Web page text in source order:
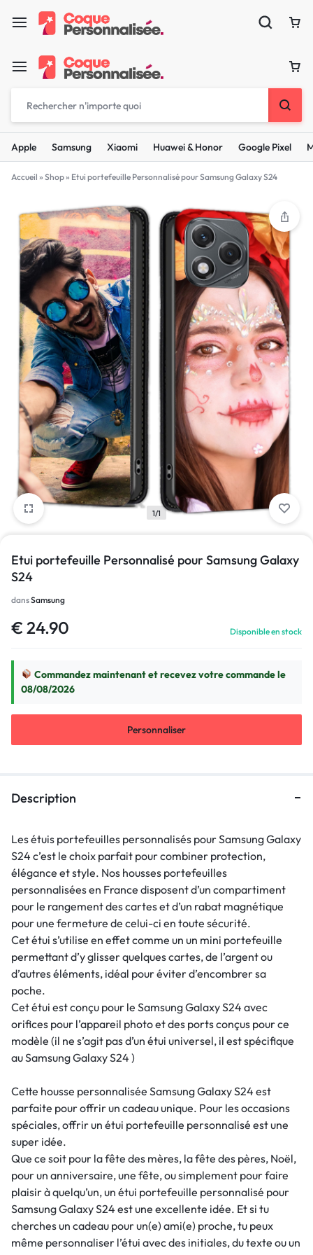
Apple Samsung Xiaomi Huawei & Honor Google Pixel
Accueil » Shop» Etui portefeuille Personnalisé pour Samsung Galaxy S24
1/1
Etui portefeuille Personnalisé pour Samsung Galaxy
S24
dansSamsung
€ 24.90 Disponible en stock
Commandez maintenant et recevez votre commande le
08/08/2026
Personnaliser
Description
Les étuis portefeuilles personnalisés pour Samsung Galaxy
S24 c’est le choix parfait pour combiner protection,
élégance et style. Nos housses portefeuilles
personnalisées en France disposent d’un compartiment
pour le rangement des cartes et d’un rabat magnétique
pour une fermeture de celui-ci en toute sécurité.
Cet étui s’utilise en effet comme un un mini portefeuille
permettant d’y glisser quelques cartes, de l’argent ou
d’autres éléments, idéal pour éviter d’encombrer sa
poche.
Cet étui est conçu pour le Samsung Galaxy S24 avec
orifices pour l’appareil photo et des ports conçus pour ce
modèle (il ne s’agit pas d’un étui universel, il est spécifique
au Samsung Galaxy S24 )
Cette housse personnalisée Samsung Galaxy S24 est
parfaite pour offrir un cadeau unique. Pour les occasions
spéciales, offrir un étui portefeuille personnalisé est une
super idée.
Que ce soit pour la fête des mères, la fête des pères, Noël,
pour un anniversaire, une fête, ou simplement pour faire
plaisir à quelqu’un, un étui portefeuille personnalisé pour
Samsung Galaxy S24 est une excellente idée. Et si tu
cherches un cadeau pour un(e) ami(e) proche, tu peux
même personnaliser l’étui avec des initiales, du texte ou un